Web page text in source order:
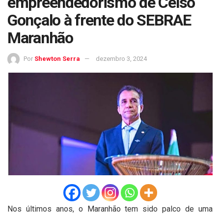
Gonçalo à frente do SEBRAE
Maranhão
Por Shewton Serra dezembro 3, 2024
Nos últimos anos, o Maranhão tem sido palco de uma